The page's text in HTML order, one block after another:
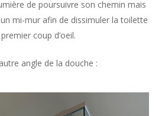
de poursuivre son chemin mais
mi-mur afin de dissimuler la toilette
coup d’oeil.
angle de la douche :